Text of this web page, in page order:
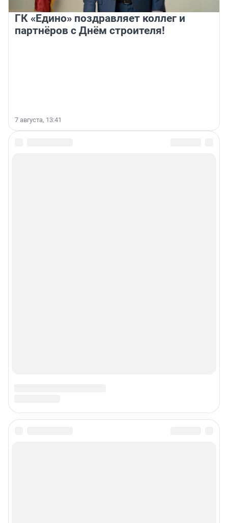
ГК «Едино» поздравляет коллег и
партнёров с Днём строителя!
7 августа, 13:41